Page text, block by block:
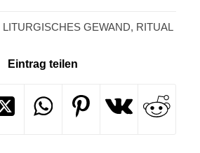
LITURGISCHES GEWAND, RITUAL
Eintrag teilen